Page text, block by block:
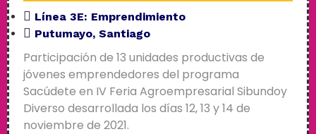
Línea 3E: Emprendimiento
Putumayo, Santiago
Participación de 13 unidades productivas de
jóvenes emprendedores del programa
Sacúdete en IV Feria Agroempresarial Sibundoy
Diverso desarrollada los días 12, 13 y 14 de
noviembre de 2021.